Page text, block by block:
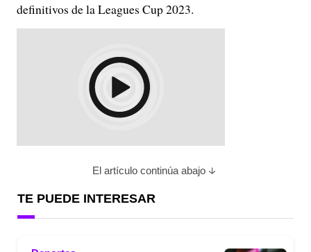
definitivos de la Leagues Cup 2023.
El artículo continúa abajo
TE PUEDE INTERESAR